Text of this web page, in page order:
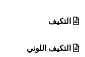
التكيف
التكيف اللوني